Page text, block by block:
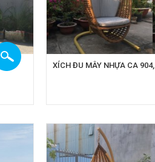
XÍCH ĐU MÂY NHỰA CA 904,